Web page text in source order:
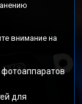
внимание на
для